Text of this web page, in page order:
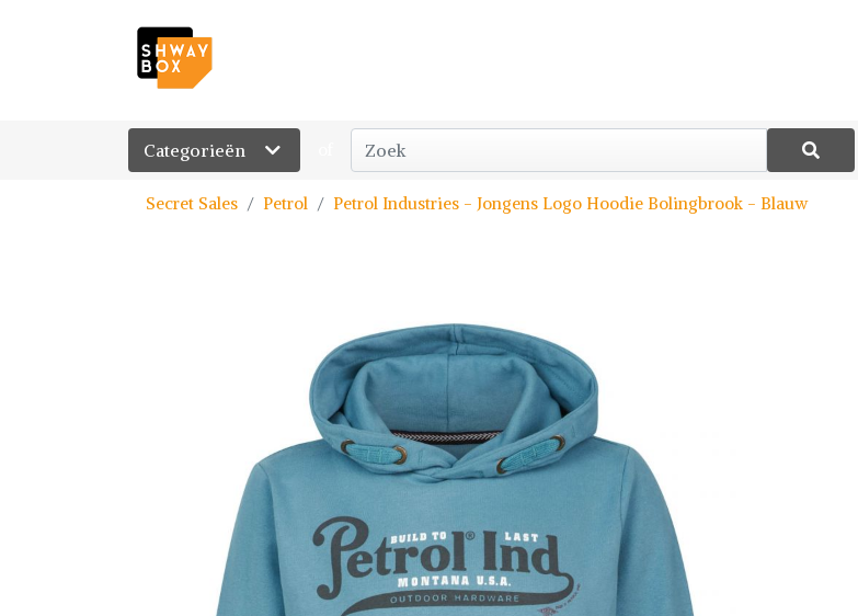
Categorieën
Secret Sales Petrol Petrol Industries - Jongens Logo Hoodie Bolingbrook - Blauw